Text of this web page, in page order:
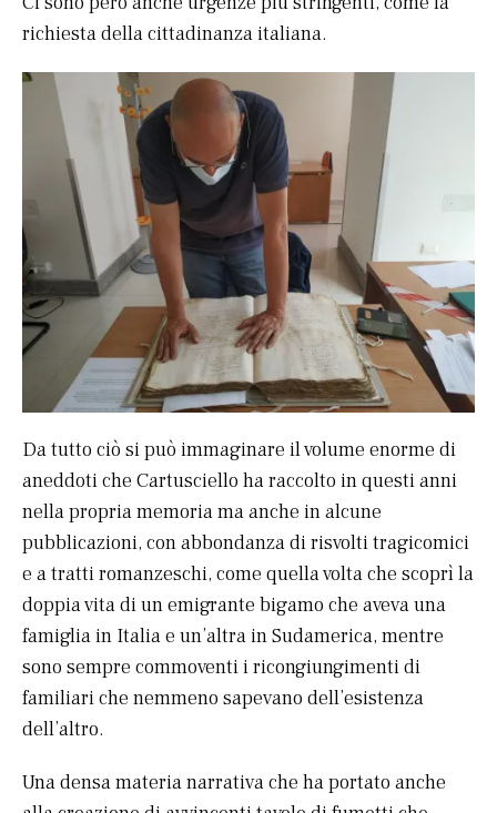
richiesta della cittadinanza italiana.
Da tutto ciò si può immaginare il volume enorme di
aneddoti che Cartusciello ha raccolto in questi anni
nella propria memoria ma anche in alcune
pubblicazioni, con abbondanza di risvolti tragicomici
e a tratti romanzeschi, come quella volta che scoprì la
doppia vita di un emigrante bigamo che aveva una
famiglia in Italia e un’altra in Sudamerica, mentre
sono sempre commoventi i ricongiungimenti di
familiari che nemmeno sapevano dell’esistenza
dell’altro.
Una densa materia narrativa che ha portato anche